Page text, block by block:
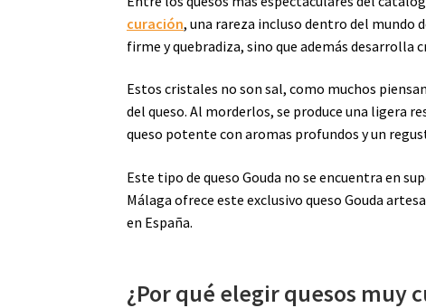
curación, una rareza incluso dentro del mundo
firme y quebradiza, sino que además
Estos cristales no son sal, como muchos
del queso. Al morderlos, se produce una ligera
queso potente con aromas profundos y un
Este tipo de queso Gouda no se encuentra en
Málaga ofrece este exclusivo queso Gouda
en España.
¿Por qué elegir quesos muy